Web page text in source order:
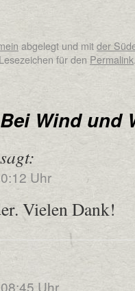
abgelegt und mitder
für den Permalink
Bei Wind und
sagt:
Uhr
Vielen Dank!
Uhr